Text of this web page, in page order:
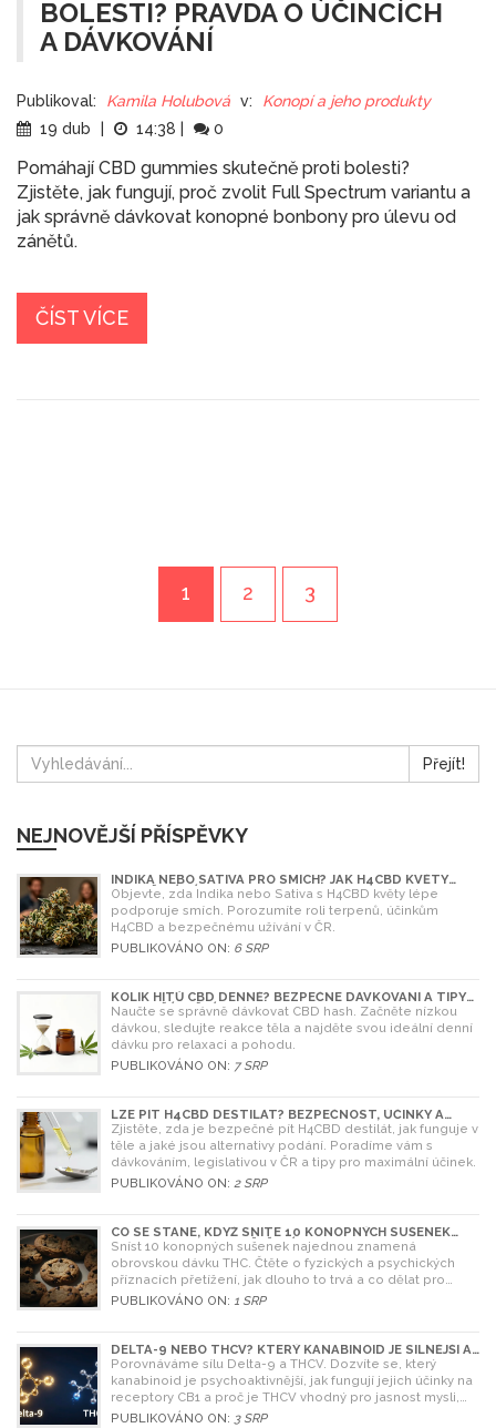
BOLESTI? PRAVDA O ÚČINCÍCH
A DÁVKOVÁNÍ
Publikoval: Kamila Holubová v:
Konopí a jeho produkty
19 dub
14:38 0
Pomáhají CBD gummies skutečně proti bolesti?
Zjistěte, jak fungují, proč zvolit Full Spectrum variantu a
jak správně dávkovat konopné bonbony pro úlevu od
zánětů.
ČÍST VÍCE
1 2 3
Přejít!
NEJNOVĚJŠÍ PŘÍSPĚVKY
INDIKA NEBO SATIVA PRO SMÍCH? JAK H4CBD KVĚTY
OVLIVŇUJÍ NÁLADU
Objevte, zda Indika nebo Sativa s H4CBD květy lépe
podporuje smích. Porozumíte roli terpenů, účinkům
H4CBD a bezpečnému užívání v ČR.
PUBLIKOVÁNO ON: 6 SRP
KOLIK HITŮ CBD DENNĚ? BEZPEČNÉ DÁVKOVÁNÍ A TIPY
PRO ZAČÁTEČNÍKY
Naučte se správně dávkovat CBD hash. Začněte nízkou
dávkou, sledujte reakce těla a najděte svou ideální denní
dávku pro relaxaci a pohodu.
PUBLIKOVÁNO ON: 7 SRP
LZE PÍT H4CBD DESTILÁT? BEZPEČNOST, ÚČINKY A
LEGISLATIVA V ROCE 2026
Zjistěte, zda je bezpečné pít H4CBD destilát, jak funguje v
těle a jaké jsou alternativy podání. Poradíme vám s
dávkováním, legislativou v ČR a tipy pro maximální účinek.
PUBLIKOVÁNO ON: 2 SRP
CO SE STANE, KDYŽ SNÍTE 10 KONOPNÝCH SUŠENEK
NAJEDNOU? RIZIKA A ŘEŠENÍ
Sníst 10 konopných sušenek najednou znamená
obrovskou dávku THC. Čtěte o fyzických a psychických
příznacích přetížení, jak dlouho to trvá a co dělat pro
úlevu.
PUBLIKOVÁNO ON: 1 SRP
DELTA-9 NEBO THCV? KTERÝ KANABINOID JE SILNĚJŠÍ A
CO SI VYBRAT
Porovnáváme sílu Delta-9 a THCV. Dozvíte se, který
kanabinoid je psychoaktivnější, jak fungují jejich účinky na
receptory CB1 a proč je THCV vhodný pro jasnost mysli,
zatímco Delta-9 pro relaxaci.
PUBLIKOVÁNO ON: 3 SRP